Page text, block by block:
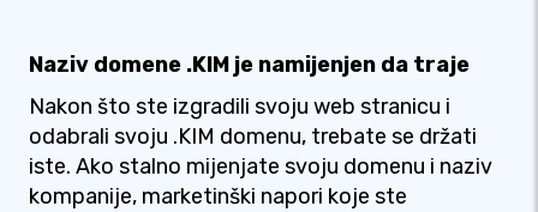
Naziv domene .KIM je namijenjen da traje
Nakon što ste izgradili svoju web stranicu i
odabrali svoju .KIM domenu, trebate se držati
iste. Ako stalno mijenjate svoju domenu i naziv
kompanije, marketinški napori koje ste